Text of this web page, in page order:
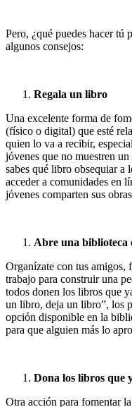
Pero, ¿qué puedes hacer tú
algunos consejos:
Regala un libro
Una excelente forma de
(físico o digital) que esté
quien lo va a recibir,
jóvenes que no muestren
sabes qué libro obsequiar a
acceder a comunidades en
jóvenes comparten sus
Abre una biblioteca
Organízate con tus amigos,
trabajo para construir una
todos donen los libros que
un libro, deja un libro”, los
opción disponible en la
para que alguien más lo
Dona los libros que
Otra acción para fomentar